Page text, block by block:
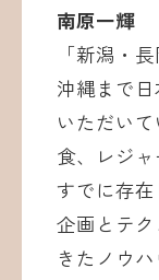
南原一輝
「新潟・
沖縄まで
いただい
食、レジ
すでに存
企画とテ
きたノウ